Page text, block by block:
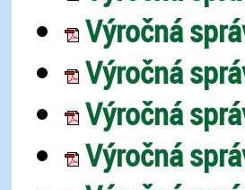
Výročná
Výročná
Výročná
Výročná